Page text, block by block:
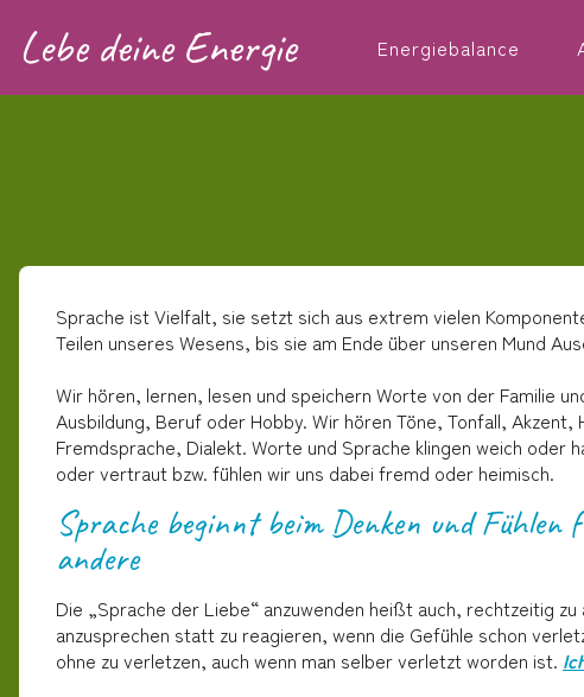
Lebe deine Energie Energiebalance
Sprache ist Vielfalt, sie setzt sich aus extrem vielen
Teilen unseres Wesens, bis sie am Ende über unseren Mund
Wir hören, lernen, lesen und speichern Worte von der Familie
Ausbildung, Beruf oder Hobby. Wir hören Töne, Tonfall, Akzent,
Fremdsprache, Dialekt. Worte und Sprache klingen weich oder
oder vertraut bzw. fühlen wir uns dabei fremd oder heimisch.
Sprache beginnt beim Denken und Fühlen
andere
Die „Sprache der Liebe“ anzuwenden heißt auch, rechtzeitig
anzusprechen statt zu reagieren, wenn die Gefühle schon
ohne zu verletzen, auch wenn man selber verletzt worden ist.